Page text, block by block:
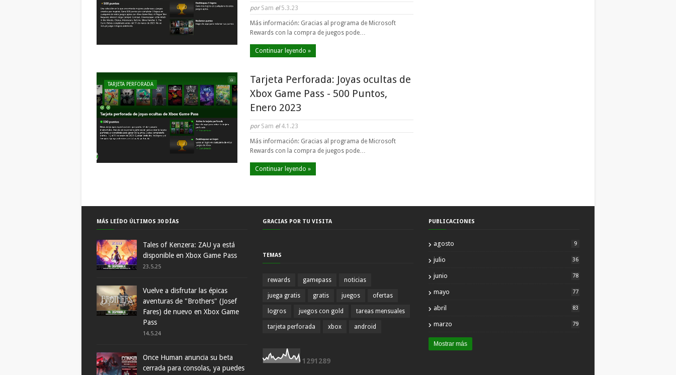
por Sam el5.3.23
Más información: Gracias al programa de Microsoft
Rewards con la compra de juegos pode…
Continuar leyendo »
TARJETA PERFORADA
Tarjeta Perforada: Joyas ocultas de
Xbox Game Pass - 500 Puntos,
Enero 2023
por Sam el4.1.23
Más información: Gracias al programa de Microsoft
Rewards con la compra de juegos pode…
Continuar leyendo »
MÁS LEÍDO ÚLTIMOS 30 DÍAS
Tales of Kenzera: ZAU ya está
disponible en Xbox Game Pass
23.5.25
Vuelve a disfrutar las épicas
aventuras de "Brothers" (Josef
Fares) de nuevo en Xbox Game
Pass
14.5.24
Once Human anuncia su beta
cerrada para consolas, ya puedes
GRACIAS POR TU VISITA
TEMAS
rewards gamepass noticias
juega gratis gratis juegos ofertas
logros juegos con gold tareas mensuales
tarjeta perforada xbox android
1 291 289
PUBLICACIONES
agosto 9
julio 36
junio 78
mayo 77
abril 83
marzo 79
Mostrar más